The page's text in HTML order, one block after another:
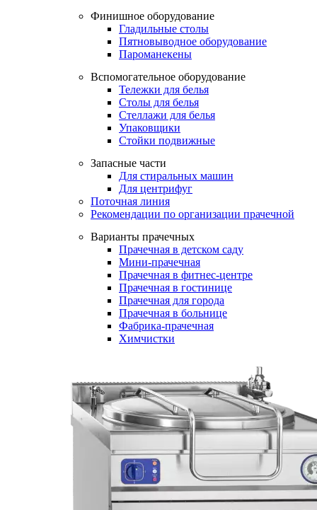
Финишное оборудование
Гладильные столы
Пятновыводное оборудование
Пароманекены
Вспомогательное оборудование
Тележки для белья
Столы для белья
Стеллажи для белья
Упаковщики
Стойки подвижные
Запасные части
Для стиральных машин
Для центрифуг
Поточная линия
Рекомендации по организации прачечной
Варианты прачечных
Прачечная в детском саду
Мини-прачечная
Прачечная в фитнес-центре
Прачечная в гостинице
Прачечная для города
Прачечная в больнице
Фабрика-прачечная
Химчистки